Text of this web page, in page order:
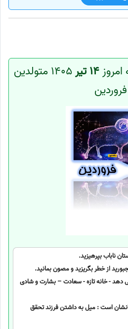
امروز14 تیر
1405 متولدین
فروردین
ناباب بپرهیزید.
از خطر بگریزید و مصون بمانید.
دهد - خانه تازه - سعادت – بشارت و شادی
است : میل به داشتن فرزند تحقق